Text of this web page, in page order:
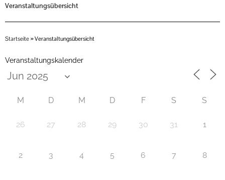
Veranstaltungsübersicht
Startseite »Veranstaltungsübersicht
Veranstaltungskalender
M D M D F S S
26 27 28 29 30 31 1
2 3 4 5 6 7 8